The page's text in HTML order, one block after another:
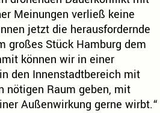
Meinungen verließ keine
jetzt die herausfordernde
großes Stück Hamburg dem
können wir in einer
den Innenstadtbereich mit
nötigen Raum geben, mit
Außenwirkung gerne wirbt.“